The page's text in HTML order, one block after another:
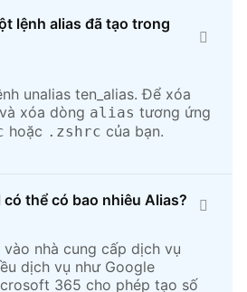
lệnh alias đã tạo trong
unalias ten_alias. Để xóa
xóa dòng alias tương ứng
hoặc .zshrc của bạn.
thể có bao nhiêu Alias?
nhà cung cấp dịch vụ
dịch vụ như Google
365 cho phép tạo số